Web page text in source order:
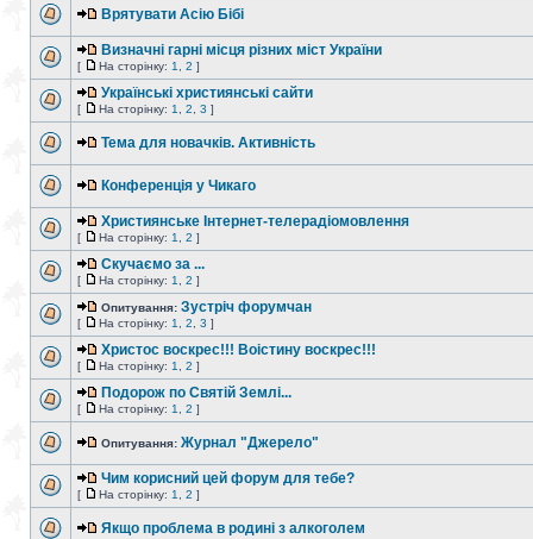
Врятувати Асію Бібі
Визначні гарні місця різних міст України
[ На сторінку: 1 2 ]
Українські християнські сайти
[ На сторінку: 1 2 3 ]
Тема для новачків. Активність
Конференція у Чикаго
Християнське Інтернет-телерадіомовлення
[ На сторінку: 1 2 ]
Скучаємо за ...
[ На сторінку: 1 2 ]
Опитування: Зустріч форумчан
[ На сторінку: 1 2 3 ]
Христос воскрес!!! Воістину воскрес!!!
[ На сторінку: 1 2 ]
Подорож по Святій Землі...
[ На сторінку: 1 2 ]
Опитування: Журнал "Джерело"
Чим корисний цей форум для тебе?
[ На сторінку: 1 2 ]
Якщо проблема в родині з алкоголем